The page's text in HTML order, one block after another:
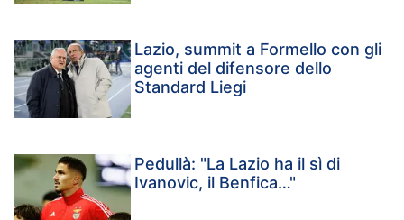
Lazio, summit a Formello con gli
agenti del difensore dello
Standard Liegi
Pedullà: "La Lazio ha il sì di
Ivanovic, il Benfica…"